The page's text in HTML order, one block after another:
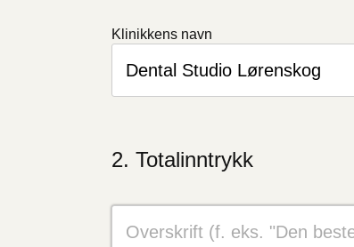
Klinikkens navn
Totalinntrykk